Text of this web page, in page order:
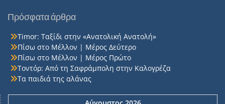
Πρόσφατα άρθρα
Timor: Ταξίδι στην «Ανατολική Ανατολή»
Πίσω στο Μέλλον | Μέρος Δεύτερο
Πίσω στο Μέλλον | Μέρος Πρώτο
Τοντόρ: Από τη Σαφράμπολη στην Καλογρέζα
Τα παιδιά της αλάνας